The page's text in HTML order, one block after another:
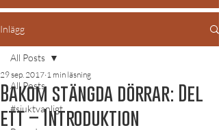
Inlägg
All Posts
#sjuktvanligt
All Posts
Bakom stängda dörrar: Del
ett – Introduktion
29 sep. 2017 1 min läsning